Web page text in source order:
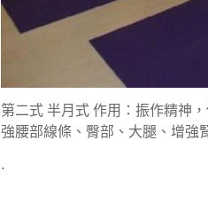
第二式 半月式 作用：振作精神
強腰部線條、臀部、大腿、增強
.